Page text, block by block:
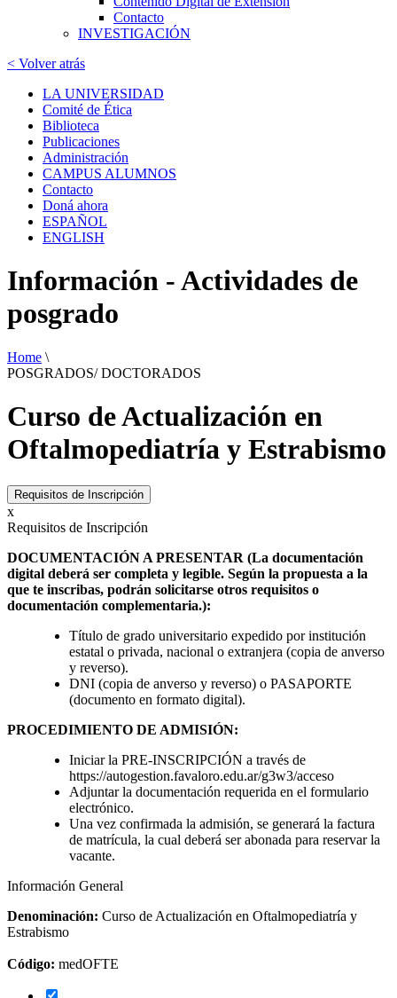
Contacto
INVESTIGACIÓN
< Volver atrás
LA UNIVERSIDAD
Comité de Ética
Biblioteca
Publicaciones
Administración
CAMPUS ALUMNOS
Contacto
Doná ahora
ESPAÑOL
ENGLISH
Información - Actividades de
posgrado
Home \
POSGRADOS/ DOCTORADOS
Curso de Actualización en
Oftalmopediatría y Estrabismo
Requisitos de Inscripción
x
Requisitos de Inscripción
DOCUMENTACIÓN A PRESENTAR (La documentación
digital deberá ser completa y legible. Según la propuesta a la
que te inscribas, podrán solicitarse otros requisitos o
documentación complementaria.):
Título de grado universitario expedido por institución
estatal o privada, nacional o extranjera (copia de anverso
y reverso).
DNI (copia de anverso y reverso) o PASAPORTE
(documento en formato digital).
PROCEDIMIENTO DE ADMISIÓN:
Iniciar la PRE-INSCRIPCIÓN a través de
https://autogestion.favaloro.edu.ar/g3w3/acceso
Adjuntar la documentación requerida en el formulario
electrónico.
Una vez confirmada la admisión, se generará la factura
de matrícula, la cual deberá ser abonada para reservar la
vacante.
Información General
Denominación: Curso de Actualización en Oftalmopediatría y
Estrabismo
Código: medOFTE